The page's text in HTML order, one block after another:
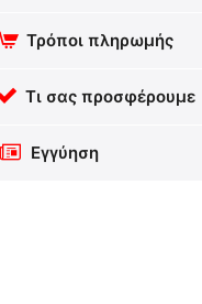
Τρόποι πληρωμής
Τι σας προσφέρουμε
Εγγύηση